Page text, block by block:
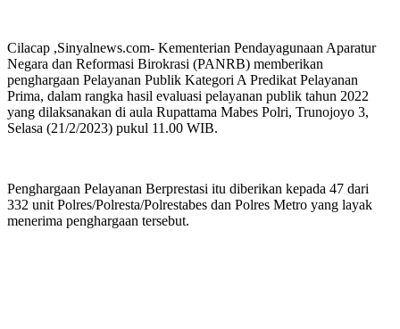
Cilacap ,Sinyalnews.com- Kementerian Pendayagunaan Aparatur
Negara dan Reformasi Birokrasi (PANRB) memberikan
penghargaan Pelayanan Publik Kategori A Predikat Pelayanan
Prima, dalam rangka hasil evaluasi pelayanan publik tahun 2022
yang dilaksanakan di aula Rupattama Mabes Polri, Trunojoyo 3,
Selasa (21/2/2023) pukul 11.00 WIB.
Penghargaan Pelayanan Berprestasi itu diberikan kepada 47 dari
332 unit Polres/Polresta/Polrestabes dan Polres Metro yang layak
menerima penghargaan tersebut.